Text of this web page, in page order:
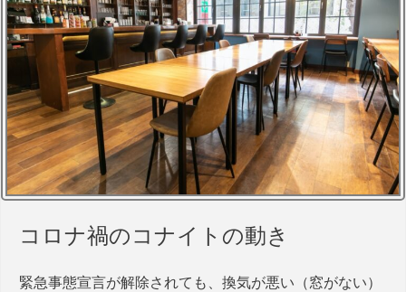
コロナ禍のコナイトの動き
緊急事態宣言が解除されても、換気が悪い（窓がない）